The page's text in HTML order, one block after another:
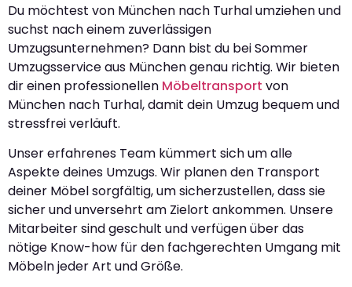
Du möchtest von München nach Turhal umziehen und
suchst nach einem zuverlässigen
Umzugsunternehmen? Dann bist du bei Sommer
Umzugsservice aus München genau richtig. Wir bieten
dir einen professionellen Möbeltransport von
München nach Turhal, damit dein Umzug bequem und
stressfrei verläuft.
Unser erfahrenes Team kümmert sich um alle
Aspekte deines Umzugs. Wir planen den Transport
deiner Möbel sorgfältig, um sicherzustellen, dass sie
sicher und unversehrt am Zielort ankommen. Unsere
Mitarbeiter sind geschult und verfügen über das
nötige Know-how für den fachgerechten Umgang mit
Möbeln jeder Art und Größe.